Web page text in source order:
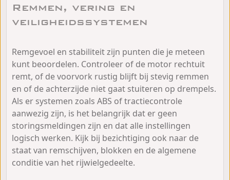
Remmen, vering en
veiligheidssystemen
Remgevoel en stabiliteit zijn punten die je meteen
kunt beoordelen. Controleer of de motor rechtuit
remt, of de voorvork rustig blijft bij stevig remmen
en of de achterzijde niet gaat stuiteren op drempels.
Als er systemen zoals ABS of tractiecontrole
aanwezig zijn, is het belangrijk dat er geen
storingsmeldingen zijn en dat alle instellingen
logisch werken. Kijk bij bezichtiging ook naar de
staat van remschijven, blokken en de algemene
conditie van het rijwielgedeelte.